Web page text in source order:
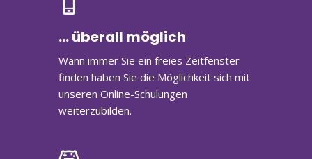
... überall möglich
Wann immer Sie ein freies Zeitfenster
finden haben Sie die Möglichkeit sich mit
unseren Online-Schulungen
weiterzubilden.